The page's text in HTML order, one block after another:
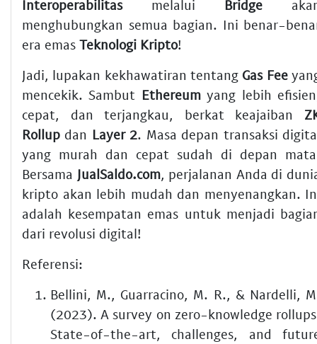
Interoperabilitasmelalui Bridge
menghubungkan semua bagian. Ini benar-
era emas Teknologi Kripto!
Jadi, lupakan kekhawatiran tentang Gas Fee
mencekik. Sambut Ethereumyang lebih
cepat, dan terjangkau, berkat keajaiban
Rollup dan Layer 2. Masa depan transaksi
yang murah dan cepat sudah di depan
Bersama JualSaldo.com, perjalanan Anda di
kripto akan lebih mudah dan menyenangkan.
adalah kesempatan emas untuk menjadi
dari revolusi digital!
Referensi:
Bellini, M., Guarracino, M. R., & Nardelli,
(2023). A survey on zero-knowledge
State-of-the-art, challenges, and